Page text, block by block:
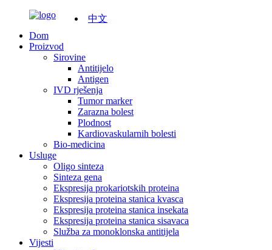
Dom
Proizvod
Sirovine
Antitijelo
Antigen
IVD rješenja
Tumor marker
Zarazna bolest
Plodnost
Kardiovaskularnih bolesti
Bio-medicina
Usluge
Oligo sinteza
Sinteza gena
Ekspresija prokariotskih proteina
Ekspresija proteina stanica kvasca
Ekspresija proteina stanica insekata
Ekspresija proteina stanica sisavaca
Služba za monoklonska antitijela
Vijesti
中文